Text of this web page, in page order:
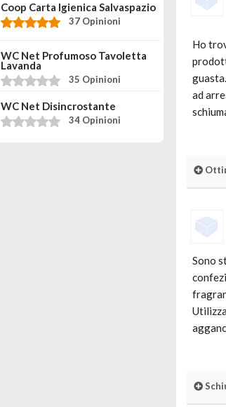
Ho
ad
Sono
Coop Carta Igienica Salvaspazio
37 Opinioni
WC Net Profumoso Tavoletta
Lavanda
35 Opinioni
WC Net Disincrostante
34 Opinioni